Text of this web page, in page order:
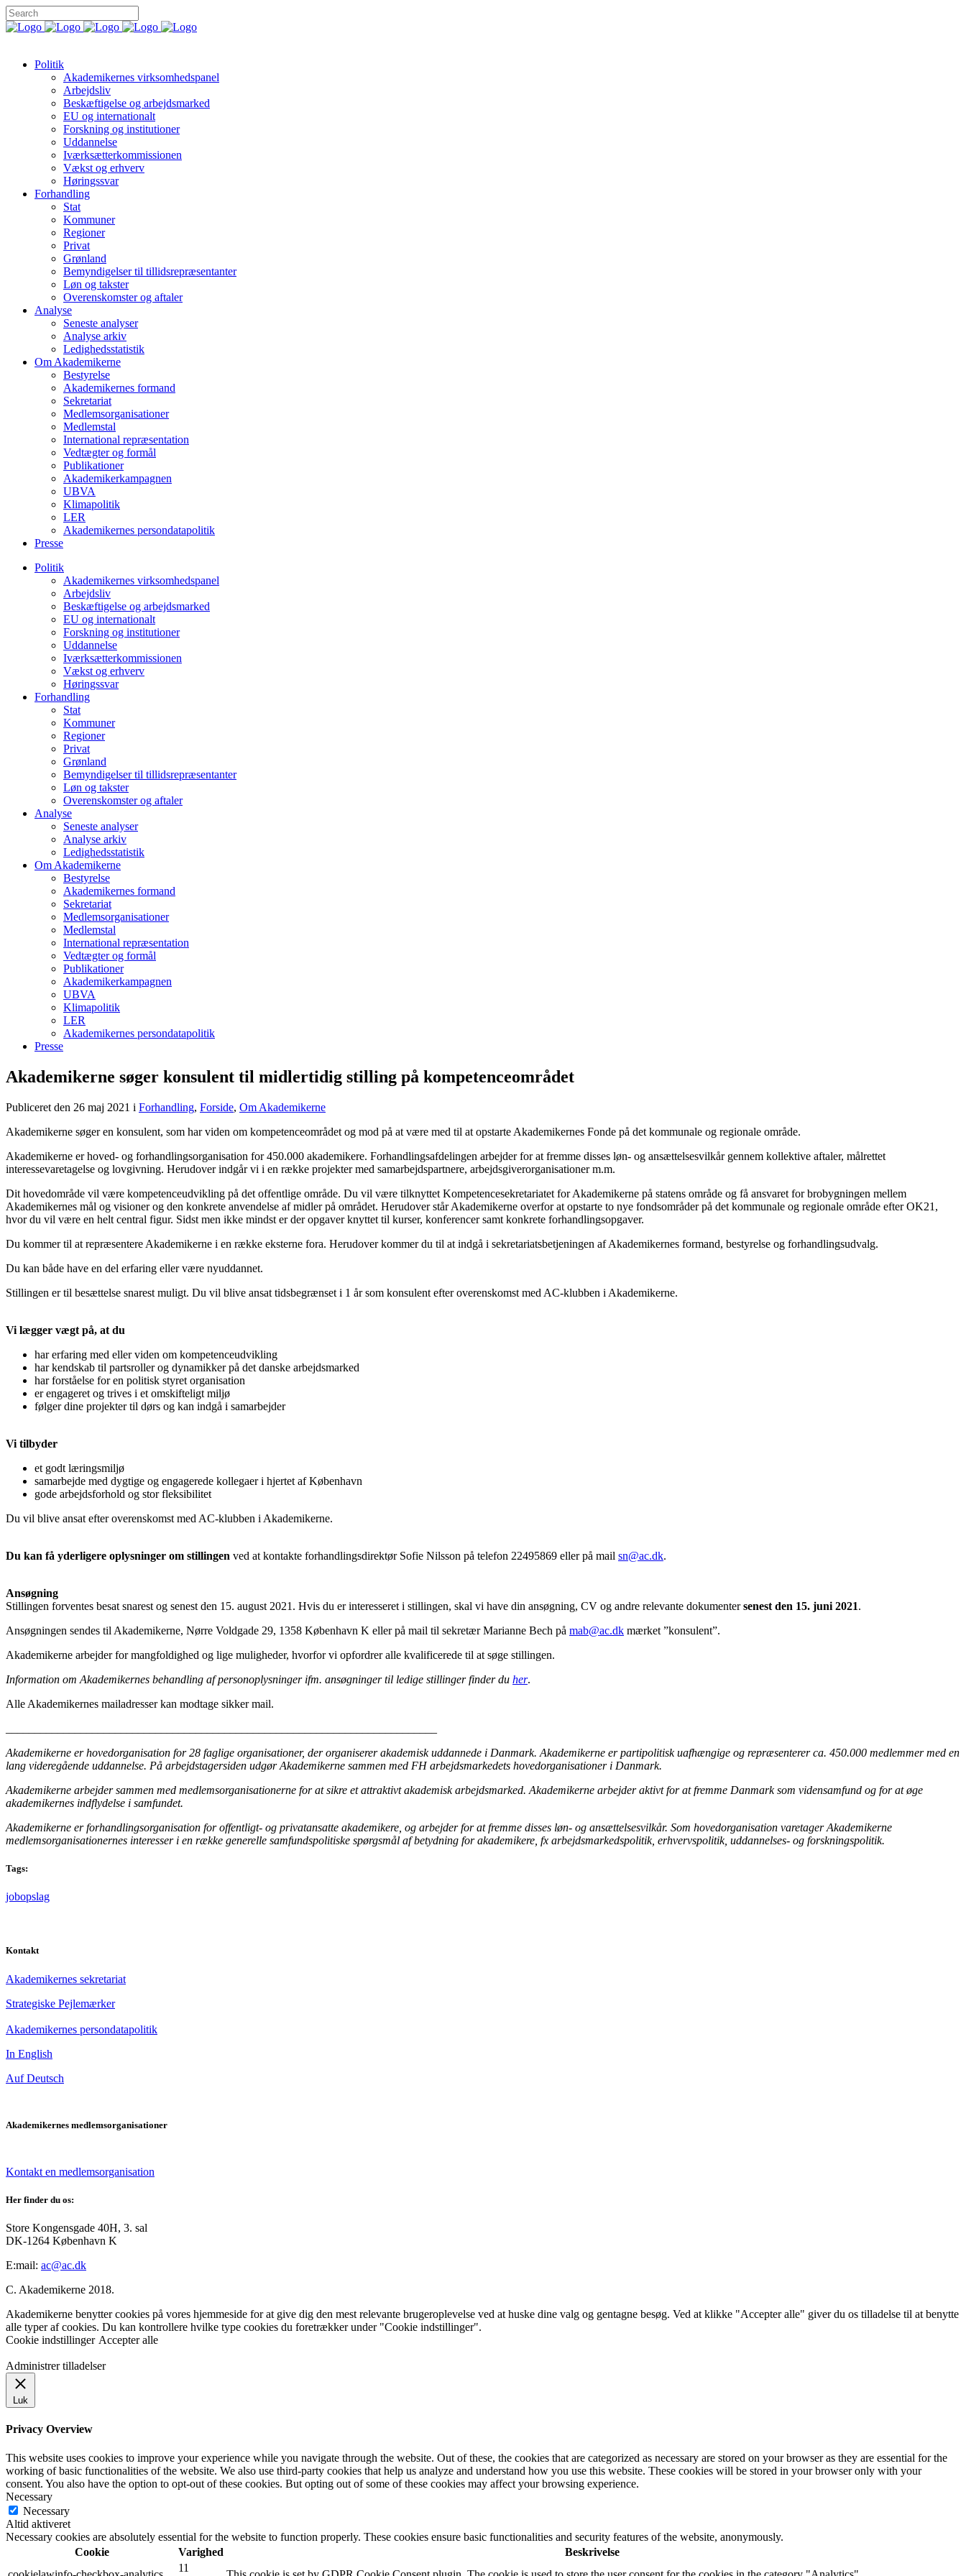
Politik
Akademikernes virksomhedspanel
Arbejdsliv
Beskæftigelse og arbejdsmarked
EU og internationalt
Forskning og institutioner
Uddannelse
Iværksætterkommissionen
Vækst og erhverv
Høringssvar
Forhandling
Stat
Kommuner
Regioner
Privat
Grønland
Bemyndigelser til tillidsrepræsentanter
Løn og takster
Overenskomster og aftaler
Analyse
Seneste analyser
Analyse arkiv
Ledighedsstatistik
Om Akademikerne
Bestyrelse
Akademikernes formand
Sekretariat
Medlemsorganisationer
Medlemstal
International repræsentation
Vedtægter og formål
Publikationer
Akademikerkampagnen
UBVA
Klimapolitik
LER
Akademikernes persondatapolitik
Presse
Politik
Akademikernes virksomhedspanel
Arbejdsliv
Beskæftigelse og arbejdsmarked
EU og internationalt
Forskning og institutioner
Uddannelse
Iværksætterkommissionen
Vækst og erhverv
Høringssvar
Forhandling
Stat
Kommuner
Regioner
Privat
Grønland
Bemyndigelser til tillidsrepræsentanter
Løn og takster
Overenskomster og aftaler
Analyse
Seneste analyser
Analyse arkiv
Ledighedsstatistik
Om Akademikerne
Bestyrelse
Akademikernes formand
Sekretariat
Medlemsorganisationer
Medlemstal
International repræsentation
Vedtægter og formål
Publikationer
Akademikerkampagnen
UBVA
Klimapolitik
LER
Akademikernes persondatapolitik
Presse
Akademikerne søger konsulent til midlertidig stilling på kompetenceområdet
Publiceret den 26 maj 2021 i Forhandling, Forside, Om Akademikerne
Akademikerne søger en konsulent, som har viden om kompetenceområdet og mod på at være med til at opstarte Akademikernes Fonde på det kommunale og regionale område.
Akademikerne er hoved- og forhandlingsorganisation for 450.000 akademikere. Forhandlingsafdelingen arbejder for at fremme disses løn- og ansættelsesvilkår gennem kollektive aftaler, målrettet
interessevaretagelse og lovgivning. Herudover indgår vi i en række projekter med samarbejdspartnere, arbejdsgiverorganisationer m.m.
Dit hovedområde vil være kompetenceudvikling på det offentlige område. Du vil være tilknyttet Kompetencesekretariatet for Akademikerne på statens område og få ansvaret for brobygningen mellem
Akademikernes mål og visioner og den konkrete anvendelse af midler på området. Herudover står Akademikerne overfor at opstarte to nye fondsområder på det kommunale og regionale område efter OK21,
hvor du vil være en helt central figur. Sidst men ikke mindst er der opgaver knyttet til kurser, konferencer samt konkrete forhandlingsopgaver.
Du kommer til at repræsentere Akademikerne i en række eksterne fora. Herudover kommer du til at indgå i sekretariatsbetjeningen af Akademikernes formand, bestyrelse og forhandlingsudvalg.
Du kan både have en del erfaring eller være nyuddannet.
Stillingen er til besættelse snarest muligt. Du vil blive ansat tidsbegrænset i 1 år som konsulent efter overenskomst med AC-klubben i Akademikerne.
Vi lægger vægt på, at du
har erfaring med eller viden om kompetenceudvikling
har kendskab til partsroller og dynamikker på det danske arbejdsmarked
har forståelse for en politisk styret organisation
er engageret og trives i et omskifteligt miljø
følger dine projekter til dørs og kan indgå i samarbejder
Vi tilbyder
et godt læringsmiljø
samarbejde med dygtige og engagerede kollegaer i hjertet af København
gode arbejdsforhold og stor fleksibilitet
Du vil blive ansat efter overenskomst med AC-klubben i Akademikerne.
Du kan få yderligere oplysninger om stillingen ved at kontakte forhandlingsdirektør Sofie Nilsson på telefon 22495869 eller på mail sn@ac.dk.
Ansøgning
Stillingen forventes besat snarest og senest den 15. august 2021. Hvis du er interesseret i stillingen, skal vi have din ansøgning, CV og andre relevante dokumentersenest den 15. juni 2021.
Ansøgningen sendes til Akademikerne, Nørre Voldgade 29, 1358 København K eller på mail til sekretær Marianne Bech på mab@ac.dk mærket ”konsulent”.
Akademikerne arbejder for mangfoldighed og lige muligheder, hvorfor vi opfordrer alle kvalificerede til at søge stillingen.
Information om Akademikernes behandling af personoplysninger ifm. ansøgninger til ledige stillinger finder du her.
Alle Akademikernes mailadresser kan modtage sikker mail.
Akademikerne er hovedorganisation for 28 faglige organisationer, der organiserer akademisk uddannede i Danmark. Akademikerne er partipolitisk uafhængige og repræsenterer ca. 450.000 medlemmer med en
lang videregående uddannelse. På arbejdstagersiden udgør Akademikerne sammen med FH arbejdsmarkedets hovedorganisationer i Danmark.
Akademikerne arbejder sammen med medlemsorganisationerne for at sikre et attraktivt akademisk arbejdsmarked. Akademikerne arbejder aktivt for at fremme Danmark som vidensamfund og for at øge
akademikernes indflydelse i samfundet.
Akademikerne er forhandlingsorganisation for offentligt- og privatansatte akademikere, og arbejder for at fremme disses løn- og ansættelsesvilkår. Som hovedorganisation varetager Akademikerne
medlemsorganisationernes interesser i en række generelle samfundspolitiske spørgsmål af betydning for akademikere, fx arbejdsmarkedspolitik, erhvervspolitik, uddannelses- og forskningspolitik.
Tags:
jobopslag
Kontakt
Akademikernes sekretariat
Strategiske Pejlemærker
Akademikernes persondatapolitik
In English
Auf Deutsch
Akademikernes medlemsorganisationer
Kontakt en medlemsorganisation
Her finder du os:
Store Kongensgade 40H, 3. sal
DK-1264 København K
E:mail: ac@ac.dk
C. Akademikerne 2018.
Akademikerne benytter cookies på vores hjemmeside for at give dig den mest relevante brugeroplevelse ved at huske dine valg og gentagne besøg. Ved at klikke "Accepter alle" giver du os tilladelse til at benytte
alle typer af cookies. Du kan kontrollere hvilke type cookies du foretrækker under "Cookie indstillinger".
Cookie indstillinger Accepter alle
Administrer tilladelser
Luk
Privacy Overview
This website uses cookies to improve your experience while you navigate through the website. Out of these, the cookies that are categorized as necessary are stored on your browser as they are essential for the
working of basic functionalities of the website. We also use third-party cookies that help us analyze and understand how you use this website. These cookies will be stored in your browser only with your
consent. You also have the option to opt-out of these cookies. But opting out of some of these cookies may affect your browsing experience.
Necessary
Necessary
Altid aktiveret
Necessary cookies are absolutely essential for the website to function properly. These cookies ensure basic functionalities and security features of the website, anonymously.
Cookie
Varighed
Beskrivelse
11